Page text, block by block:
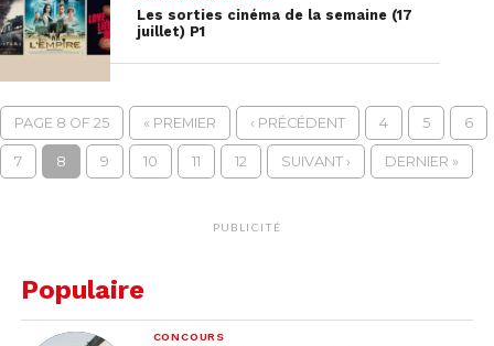
Les sorties cinéma de la semaine (17
juillet) P1
PAGE 8 OF 25 « PREMIER ‹ PRÉCÉDENT 4 5 6
7 8 9 10 11 12 SUIVANT › DERNIER »
PUBLICITÉ
Populaire
CONCOURS